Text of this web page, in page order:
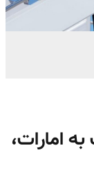
امارات،